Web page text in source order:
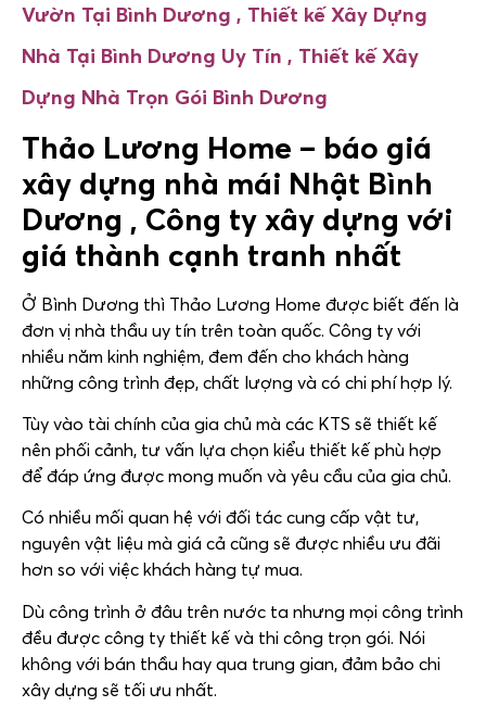
Vườn Tại Bình Dương , Thiết kếXây Dựng
Nhà Tại Bình Dương Uy Tín , Thiết kếXây
Dựng Nhà Trọn Gói Bình Dương
Thảo Lương Home – báo giá
xây dựng nhà mái Nhật Bình
Dương , Công ty xây dựng với
giá thành cạnh tranh nhất
Ở Bình Dương thì Thảo Lương Home được biết đến là
đơn vị nhà thầu uy tín trên toàn quốc. Công ty với
nhiều năm kinh nghiệm, đem đến cho khách hàng
những công trình đẹp, chất lượng và có chi phí hợp lý.
Tùy vào tài chính của gia chủ mà các KTS sẽ thiết kế
nên phối cảnh, tư vấn lựa chọn kiểu thiết kế phù hợp
để đáp ứng được mong muốn và yêu cầu của gia chủ.
Có nhiều mối quan hệ với đối tác cung cấp vật tư,
nguyên vật liệu mà giá cả cũng sẽ được nhiều ưu đãi
hơn so với việc khách hàng tự mua.
Dù công trình ở đâu trên nước ta nhưng mọi công trình
đều được công ty thiết kế và thi công trọn gói. Nói
không với bán thầu hay qua trung gian, đảm bảo chi
xây dựng sẽ tối ưu nhất.